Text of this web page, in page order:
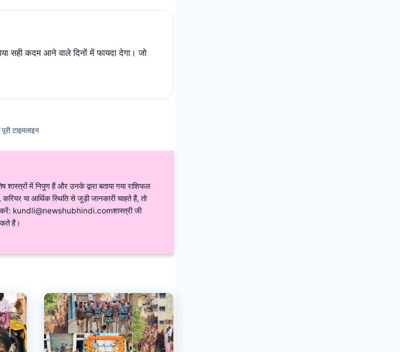
सही कदम आने वाले दिनों में फायदा देगा। जो
टाइमलाइन
शास्त्रों में निपुण हैं और उनके द्वारा बताया गया राशिफल
या आर्थिक स्थिति से जुड़ी जानकारी चाहते हैं, तो
kundli@newshubhindi.comशास्त्री जी
हैं।